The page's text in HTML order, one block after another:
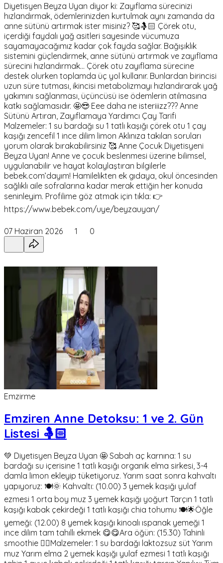
Diyetisyen Beyza Uyan diyor ki: Zayıflama sürecinizi
hızlandırmak, ödemlerinizden kurtulmak aynı zamanda da
anne sütünü artırmak ister misiniz? 🥰🤱🏻 Çörek otu,
içerdiği faydalı yağ asitleri sayesinde vücumuza
sayamayacağımız kadar çok fayda sağlar. Bağışıklık
sistemini güçlendirmek, anne sütünü artırmak ve zayıflama
sürecini hızlandırmak... Çörek otu zayıflama sürecine
destek olurken toplamda üç yol kullanır. Bunlardan birincisi
uzun süre tutması, ikincisi metabolizmayı hızlandırarak yağ
yakımını sağlanması, üçüncüsü ise ödemlerin atılmasına
katkı sağlamasıdır. 🤩😎 Eee daha ne isteriiizz??? Anne
Sütünü Artıran, Zayıflamaya Yardımcı Çay Tarifi
Malzemeler: 1 su bardağı su 1 tatlı kaşığı çörek otu 1 çay
kaşığı zencefil 1 ince dilim limon Aklınıza takılan soruları
yorum olarak bırakabilirsiniz 🥰 Anne Çocuk Diyetisyeni
Beyza Uyan! Anne ve çocuk beslenmesi üzerine bilimsel,
uygulanabilir ve hayat kolaylaştıran bilgilerle
bebek.com’dayım! Hamilelikten ek gıdaya, okul öncesinden
sağlıklı aile sofralarına kadar merak ettiğin her konuda
seninleyim. Profilime göz atmak için tıkla: 👉
https://www.bebek.com/uye/beyzauyan/
07 Haziran 2026 1 0
Emzirme
Emziren Anne Detoksu: 1 ve 2. Gün
Listesi 🤱🏻
💚 Diyetisyen Beyza Uyan 🤩 Sabah aç karnına: 1 su
bardağı su içerisine 1 tatlı kaşığı organik elma sirkesi, 3-4
damla limon ekleyip tüketiyoruz. Yarım saat sonra kahvaltı
yapıyoruz: 🍽️🌞 Kahvaltı: (10.00) 3 yemek kaşığı yulaf
ezmesi 1 orta boy muz 3 yemek kaşığı yoğurt Tarçın 1 tatlı
kaşığı kabak çekirdeği 1 tatlı kaşığı chia tohumu 🍽️🌟Öğle
yemeği: (12.00) 8 yemek kaşığı kinoalı ıspanak yemeği 1
ince dilim tam tahıllı ekmek 😋😋Ara öğün: (15.30) Tahinli
smoothie 🏃‍♀️Malzemeler: 1 su bardağı laktozsuz süt Yarım
muz Yarım elma 2 yemek kaşığı yulaf ezmesi 1 tatlı kaşığı